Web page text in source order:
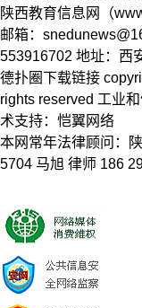
陕西教育信息网（
邮箱：
553916702 地址：西
德扑圈下载链接
rights reserved 工业
术支持：恺翼网络
本网常年法律顾问：
5704 马旭 律师 186